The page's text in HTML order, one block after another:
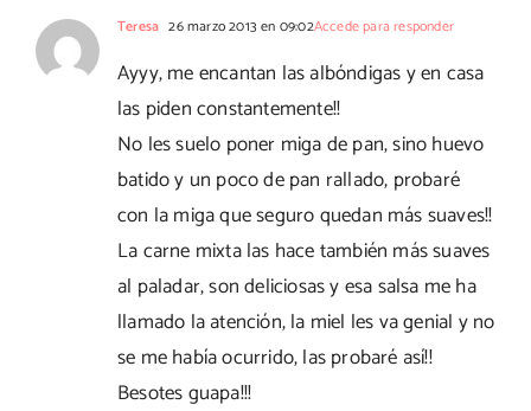
Teresa 26 marzo 2013 en 09:02Accede para responder
Ayyy, me encantan las albóndigas y en casa
las piden constantemente!!
No les suelo poner miga de pan, sino huevo
batido y un poco de pan rallado, probaré
con la miga que seguro quedan más suaves!!
La carne mixta las hace también más suaves
al paladar, son deliciosas y esa salsa me ha
llamado la atención, la miel les va genial y no
se me había ocurrido, las probaré así!!
Besotes guapa!!!